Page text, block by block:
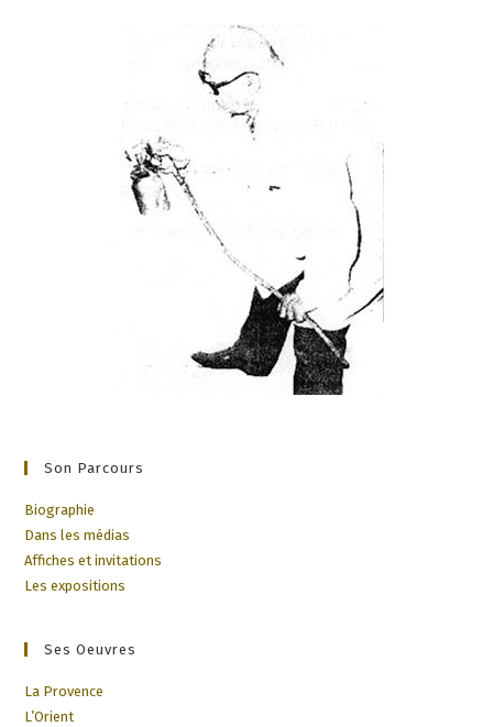
Son Parcours
Biographie
Dans les médias
Affiches et invitations
Les expositions
Ses Oeuvres
La Provence
L’Orient